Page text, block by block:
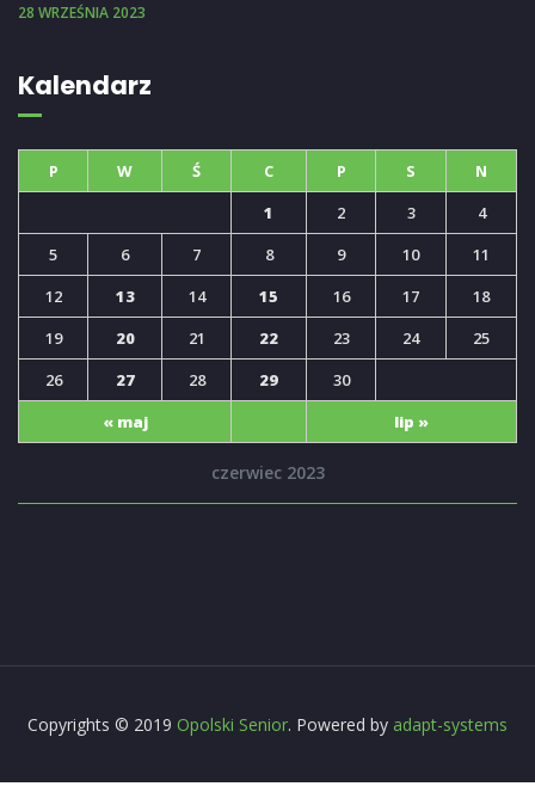
28 WRZEŚNIA 2023
Kalendarz
czerwiec 2023
P W Ś C P S N
« maj lip »
1 2 3
4
5
6 7 8 9 10
11
12
13 14 15 16 17
18
19
20 21 22 23 24
25
26
27 28 29 30
Copyrights © 2019 Opolski Senior. Powered by adapt-systems